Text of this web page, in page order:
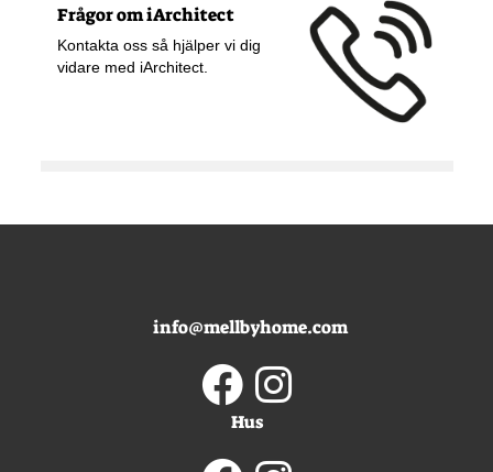
Frågor om iArchitect
Kontakta oss så hjälper vi dig
vidare med iArchitect.
info@mellbyhome.com
Hus